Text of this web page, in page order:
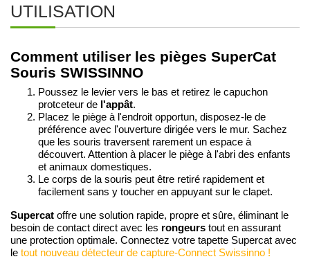
UTILISATION
Comment utiliser les pièges SuperCat
Souris SWISSINNO
Poussez le levier vers le bas et retirez le capuchon
protceteur de l'appât.
Placez le piège à l'endroit opportun, disposez-le de
préférence avec l'ouverture dirigée vers le mur. Sachez
que les souris traversent rarement un espace à
découvert. Attention à placer le piège à l'abri des enfants
et animaux domestiques.
Le corps de la souris peut être retiré rapidement et
facilement sans y toucher en appuyant sur le clapet.
Supercat offre une solution rapide, propre et sûre, éliminant le
besoin de contact direct avec les rongeurs tout en assurant
une protection optimale. Connectez votre tapette Supercat avec
le tout nouveau détecteur de capture-Connect Swissinno !